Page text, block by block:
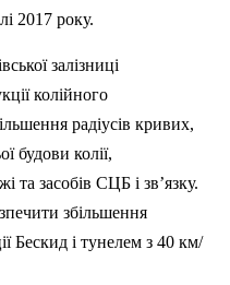
2017 року.
залізниці
колійного
радіусів кривих,
будови колії,
та засобів СЦБ і зв’язку.
збільшення
Бескид і тунелем з 40 км/